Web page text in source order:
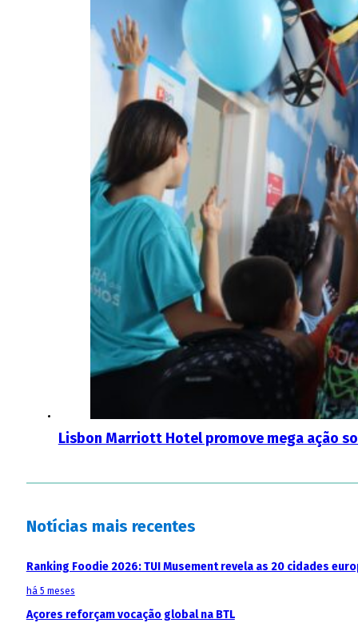
Lisbon Marriott Hotel promove mega ação
Notícias mais recentes
Ranking Foodie 2026: TUI Musement revela as 20 cidades
há 5 meses
Açores reforçam vocação global na BTL